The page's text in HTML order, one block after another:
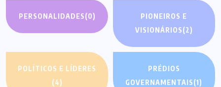
PERSONALIDADES(0)
PIONEIROS E
VISIONÁRIOS(2)
POLÍTICOS E LÍDERES
(4)
PRÉDIOS
GOVERNAMENTAIS(1)